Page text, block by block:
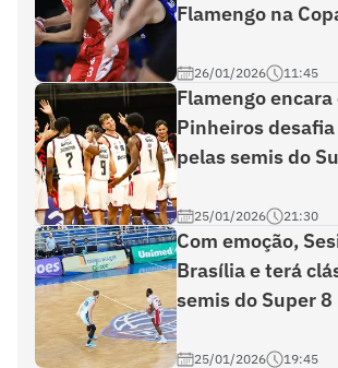
Flamengo na
26/01/2026 11:45
Flamengo encara
Pinheiros desafia
pelas semis do
25/01/2026 21:30
Com emoção,
Brasília e terá
semis do Super 8
25/01/2026 19:45